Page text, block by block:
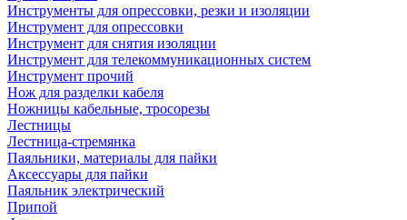
Инструменты для опрессовки, резки и изоляции
Инструмент для опрессовки
Инструмент для снятия изоляции
Инструмент для телекоммуникационных систем
Инструмент прочий
Нож для разделки кабеля
Ножницы кабельные, тросорезы
Лестницы
Лестница-стремянка
Паяльники, материалы для пайки
Аксессуары для пайки
Паяльник электрический
Припой